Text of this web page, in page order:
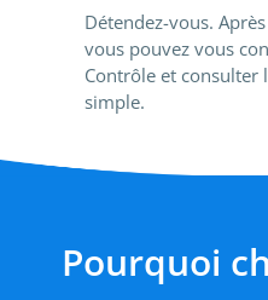
Détendez-vous.
vous pouvez vous
Contrôle et consulter
simple.
Pourquoi